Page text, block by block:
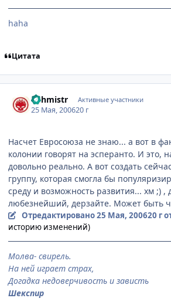
haha
Цитата
Vahmistr Активные участники
25 Мая, 200620 г
Насчет Евросоюза не знаю... а вот в
колонии говорят на эсперанто. И это,
довольно реально. А вот создать
группу, которая смогла бы
среду и возможность развития... хм ;) ,
любезнейший, дерзайте. Может быть
Отредактировано25 Мая, 200620 г
историю изменений)
Молва- свирель.
На ней играет страх,
Догадка недоверчивость и зависть
Шекспир